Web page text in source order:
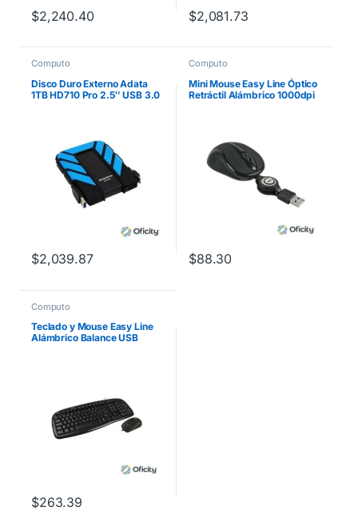
$2,240.40 $2,081.73
Computo
Disco Duro Externo Adata
1TB HD710 Pro 2.5″ USB 3.0
$2,039.87
Computo
Mini Mouse Easy Line Óptico
Retráctil Alámbrico 1000dpi
$88.30
Computo
Teclado y Mouse Easy Line
Alámbrico Balance USB
$263.39